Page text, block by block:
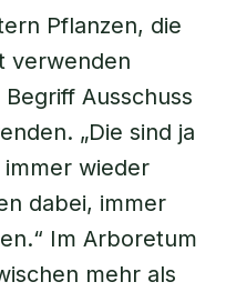
Pflanzen, die
verwenden
Ausschuss
„Die sind ja
wieder
dabei, immer
Im Arboretum
mehr als